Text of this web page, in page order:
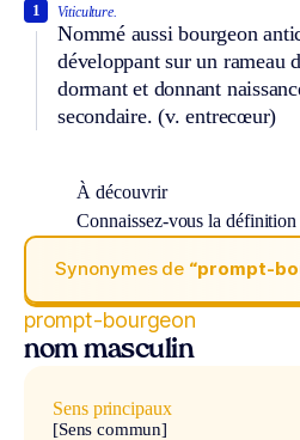
Viticulture.
Nommé aussi bourgeon
développant sur un rameau
dormant et donnant
secondaire.(v. entrecœur)
1
À découvrir
Connaissez-vous la
Synonymes de “prompt-
prompt-bourgeon
nom masculin
Sens principaux
[Sens commun]